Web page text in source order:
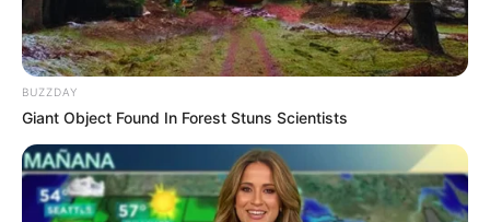
Fail! 10 Potret Makanan Gagal
Dimasak yang Bikin Kamu
Nggak Selera
BUZZDAY
Giant Object Found In Forest Stuns Scientists